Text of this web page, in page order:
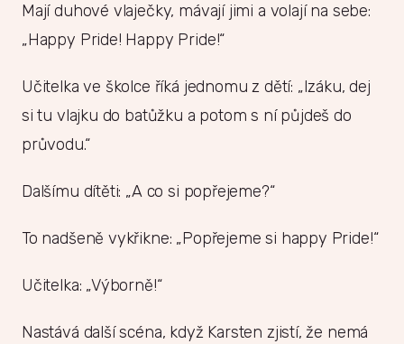
Mají duhové vlaječky, mávají jimi a volají na sebe:
„Happy Pride! Happy Pride!“
Učitelka ve školce říká jednomu z dětí: „Izáku, dej
si tu vlajku do batůžku a potom s ní půjdeš do
průvodu.“
Dalšímu dítěti: „A co si popřejeme?“
To nadšeně vykřikne: „Popřejeme si happy Pride!“
Učitelka: „Výborně!“
Nastává další scéna, když Karsten zjistí, že nemá